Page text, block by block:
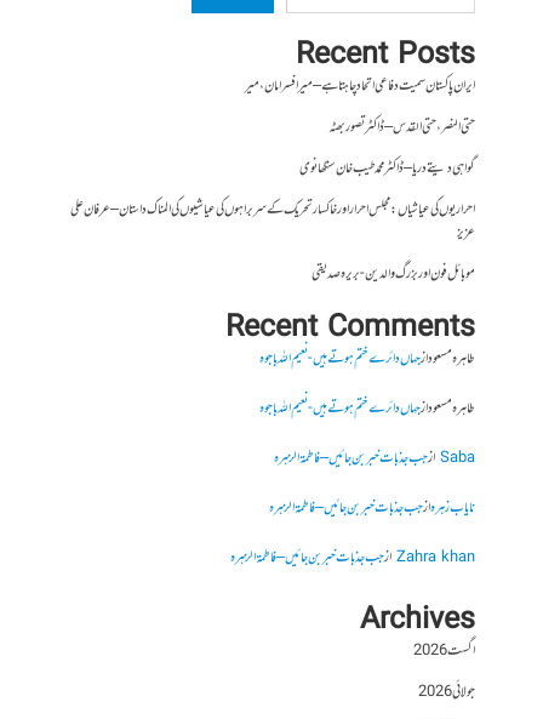
Recent Posts
ایران پاکستان سمیت دفاعی اتحاد چاہتا ہے – میر افسر امان،میر
حتی النصر ، حتی القدس – ڈاکٹر تصور بھٹہ
گواہی دیتے دریا – ڈاکٹر محمد طیب خان سنگھانوی
احراریوں کی عیاشیاں : مجلس احرار اور خاکسار تحریک کے سربراہوں کی عیاشیوں کی المناک داستان – عرفان علی
عزیز
موبائل فون اور بزرگ والدین- بریرہ صدیقی
Recent Comments
طاہرہ مسعودازجہاں دائرے ختم ہوتے ہیں- نعیم اللہ باجوہ
طاہرہ مسعودازجہاں دائرے ختم ہوتے ہیں- نعیم اللہ باجوہ
Sabaازجب جذبات خبر بن جائیں – فاطمۃالزہرہ
نایاب زہرہازجب جذبات خبر بن جائیں – فاطمۃالزہرہ
Zahra khanازجب جذبات خبر بن جائیں – فاطمۃالزہرہ
Archives
اگست 2026
جولائی 2026